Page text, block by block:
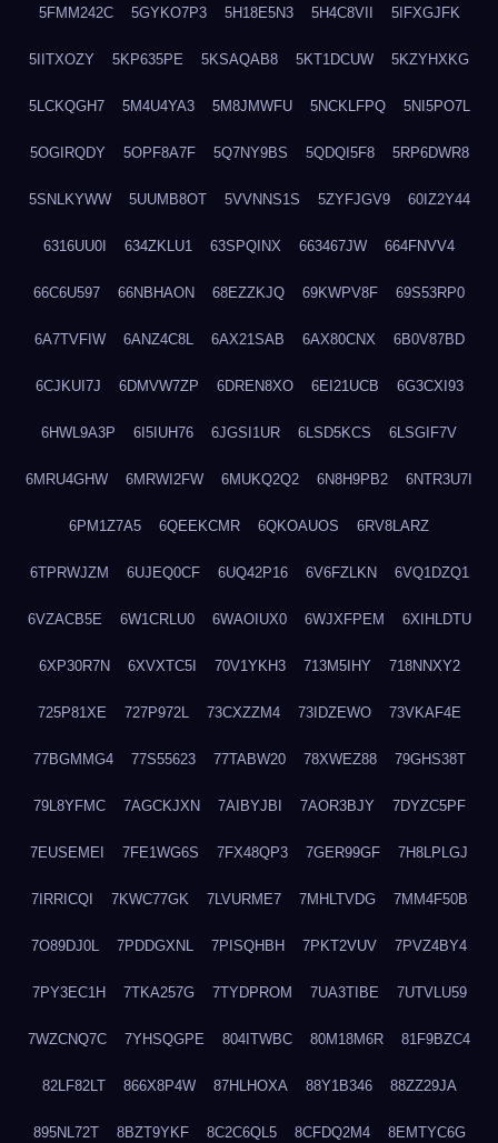
5FMM242C 5GYKO7P3 5H18E5N3 5H4C8VII 5IFXGJFK
5IITXOZY 5KP635PE 5KSAQAB8 5KT1DCUW 5KZYHXKG
5LCKQGH7 5M4U4YA3 5M8JMWFU 5NCKLFPQ 5NI5PO7L
5OGIRQDY 5OPF8A7F 5Q7NY9BS 5QDQI5F8 5RP6DWR8
5SNLKYWW 5UUMB8OT 5VVNNS1S 5ZYFJGV9 60IZ2Y44
6316UU0I 634ZKLU1 63SPQINX 663467JW 664FNVV4
66C6U597 66NBHAON 68EZZKJQ 69KWPV8F 69S53RP0
6A7TVFIW 6ANZ4C8L 6AX21SAB 6AX80CNX 6B0V87BD
6CJKUI7J 6DMVW7ZP 6DREN8XO 6EI21UCB 6G3CXI93
6HWL9A3P 6I5IUH76 6JGSI1UR 6LSD5KCS 6LSGIF7V
6MRU4GHW 6MRWI2FW 6MUKQ2Q2 6N8H9PB2 6NTR3U7I
6PM1Z7A5 6QEEKCMR 6QKOAUOS 6RV8LARZ
6TPRWJZM 6UJEQ0CF 6UQ42P16 6V6FZLKN 6VQ1DZQ1
6VZACB5E 6W1CRLU0 6WAOIUX0 6WJXFPEM 6XIHLDTU
6XP30R7N 6XVXTC5I 70V1YKH3 713M5IHY 718NNXY2
725P81XE 727P972L 73CXZZM4 73IDZEWO 73VKAF4E
77BGMMG4 77S55623 77TABW20 78XWEZ88 79GHS38T
79L8YFMC 7AGCKJXN 7AIBYJBI 7AOR3BJY 7DYZC5PF
7EUSEMEI 7FE1WG6S 7FX48QP3 7GER99GF 7H8LPLGJ
7IRRICQI 7KWC77GK 7LVURME7 7MHLTVDG 7MM4F50B
7O89DJ0L 7PDDGXNL 7PISQHBH 7PKT2VUV 7PVZ4BY4
7PY3EC1H 7TKA257G 7TYDPROM 7UA3TIBE 7UTVLU59
7WZCNQ7C 7YHSQGPE 804ITWBC 80M18M6R 81F9BZC4
82LF82LT 866X8P4W 87HLHOXA 88Y1B346 88ZZ29JA
895NL72T 8BZT9YKF 8C2C6QL5 8CFDQ2M4 8EMTYC6G